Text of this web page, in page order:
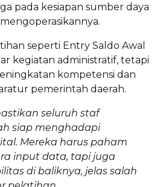
pada kesiapan sumber daya
seperti Entry Saldo Awal
kegiatan administratif, tetapi
kompetensi dan
pemerintah daerah.
seluruh staf
siap menghadapi
Mereka harus paham
input data, tapi juga
di baliknya, jelas salah